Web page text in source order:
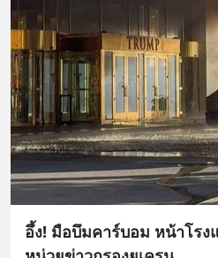
อึ้ง! มือบึมคาร์บอม หน้าโรง